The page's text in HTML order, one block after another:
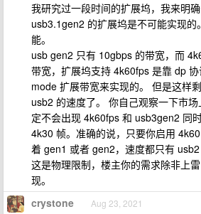
我研究过一段时间的扩展坞，我来明
usb3.1gen2 的扩展坞是不可能实现
能。
usb gen2 只有 10gbps 的带宽，而
带宽，扩展坞支持 4k60fps 是靠 dp
mode 扩展带宽来实现的。 但是这样
usb2 的速度了。 你自己观察一下市
定不会出现 4k60fps 和 usb3gen2 同
4k30 帧。准确的说，只要你启用
着 gen1 或者 gen2，速度都只有 usb2
这是物理限制，楼主你的需求除非上
现。
crystone Aug 23, 2021